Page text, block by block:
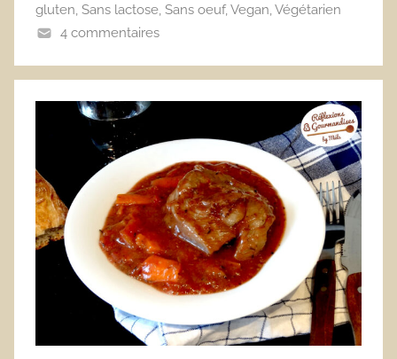
gluten Sans lactose Sans oeuf, Vegan Végétarien
4 commentaires